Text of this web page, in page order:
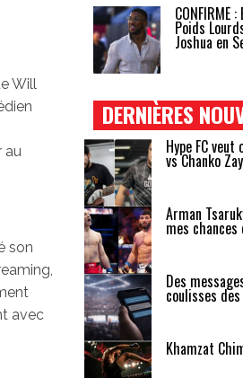
Will
au
son
avec
CONFIRMÉ
Poids
Joshua en
DERNIÈRES
Hype FC
vs Chanko
Arman
mes
Des
coulisses des
Khamzat